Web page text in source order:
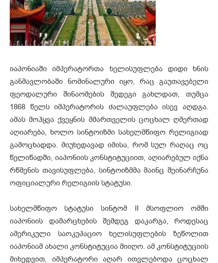
იაპონიაში იმპერატორთა ხელისუფლება დიდი ხნის
განმავლობაში ნომინალური იყო, რაც გაუთავებელი
ფეოდალური შინაომების შედეგი გახლდათ, თუმცა
1868 წელს იმპერატორის ძალაუფლება ისევ აღდგა.
ამას მოჰყვა ქვეყნის მმართველის ცოცხალ ღმერთად
აღიარება, ხოლო სინტოიზმი სახელმწიფო რელიგიად
გამოცხადდა. მიუხედავად იმისა, რომ სულ რაღაც ოც
წელიწადში, იაპონიის კონსტიტუციით, აღიარებულ იქნა
რწმენის თავისუფლება, სინტოიზმმა მაინც შეინარჩუნა
ოფიციალური რელიგიის სტატუსი.
სახელმწიფო სტატუსი სინტომ II მსოფლიო ომში
იაპონიის დამარცხების შემდეგ დაკარგა, როდესაც
ამერიკული საოკუპაციო ხელისუფლების ზეწოლით
იაპონიამ ახალი კონსტიტუცია მიიღო. ამ კონსტიტუციის
მიხედვით, იმპერატორი აღარ ითვლებოდა ცოცხალ